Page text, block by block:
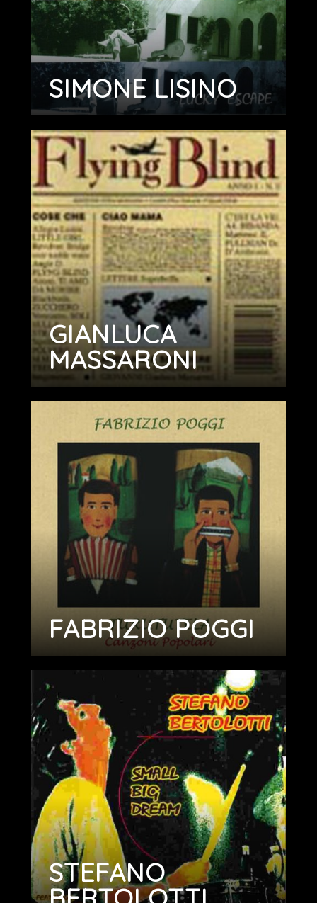
SIMONE LISINO
GIANLUCA
MASSARONI
FABRIZIO POGGI
STEFANO